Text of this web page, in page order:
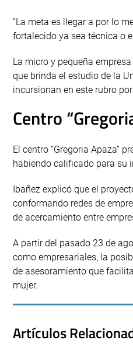
“La meta es llegar a por lo
fortalecido ya sea técnica o
La micro y pequeña
que brinda el estudio de la
incursionan en este rubro
Centro
El centro “Gregoria Apaza”
habiendo calificado para su
Ibañez explicó que el
conformando redes de
de acercamiento entre
A partir del pasado 23 de
como empresariales, la
de asesoramiento que
mujer.
Artículos